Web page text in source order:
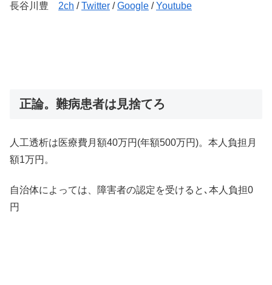
長谷川豊 2ch /Twitter /Google /Youtube
正論。難病患者は見捨てろ
人工透析は医療費月額40万円(年額500万円)。本人負担月
額1万円。
自治体によっては、障害者の認定を受けると､本人負担0
円